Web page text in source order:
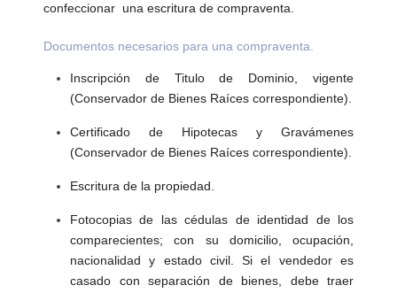
confeccionar una escritura de compraventa.
Documentos necesarios para una compraventa.
Inscripción de Titulo de Dominio, vigente
(Conservador de Bienes Raíces correspondiente).
Certificado de Hipotecas y Gravámenes
(Conservador de Bienes Raíces correspondiente).
Escritura de la propiedad.
Fotocopias de las cédulas de identidad de los
comparecientes; con su domicilio, ocupación,
nacionalidad y estado civil. Si el vendedor es
casado con separación de bienes, debe traer